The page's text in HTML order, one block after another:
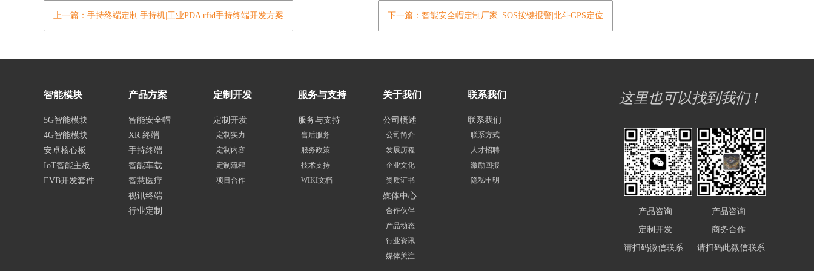
上一篇：手持终端定制|手持机|工业PDA|rfid手持终端开发方案 下一篇：智能安全帽定制厂家_SOS按键报警|北斗GPS定位
智能模块
5G智能模块
4G智能模块
安卓核心板
IoT智能主板
EVB开发套件
产品方案
智能安全帽
XR 终端
手持终端
智能车载
智慧医疗
视讯终端
行业定制
定制开发
定制开发
定制实力
定制内容
定制流程
项目合作
服务与支持
服务与支持
售后服务
服务政策
技术支持
WIKI文档
关于我们
公司概述
公司简介
发展历程
企业文化
资质证书
媒体中心
合作伙伴
产品动态
行业资讯
媒体关注
联系我们
联系我们
联系方式
人才招聘
激励回报
隐私申明
这里也可以找到我们 !
产品咨询
定制开发
请扫码微信联系
产品咨询
商务合作
请扫码此微信联系